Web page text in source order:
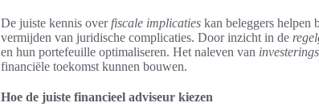
De juiste kennis over fiscale implicaties kan beleggers helpen
vermijden van juridische complicaties. Door inzicht in de
en hun portefeuille optimaliseren. Het naleven van
financiële toekomst kunnen bouwen.
Hoe de juiste financieel adviseur kiezen